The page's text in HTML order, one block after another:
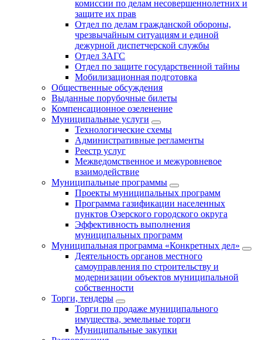
комиссии по делам несовершеннолетних и
защите их прав
Отдел по делам гражданской обороны,
чрезвычайным ситуациям и единой
дежурной диспетчерской службы
Отдел ЗАГС
Отдел по защите государственной тайны
Мобилизационная подготовка
Общественные обсуждения
Выданные порубочные билеты
Компенсационное озеленение
Муниципальные услуги
Технологические схемы
Административные регламенты
Реестр услуг
Межведомственное и межуровневое
взаимодействие
Муниципальные программы
Проекты муниципальных программ
Программа газификации населенных
пунктов Озерского городского округа
Эффективность выполнения
муниципальных программ
Муниципальная программа «Конкретных дел»
Деятельность органов местного
самоуправления по строительству и
модернизации объектов муниципальной
собственности
Торги, тендеры
Торги по продаже муниципального
имущества, земельные торги
Муниципальные закупки